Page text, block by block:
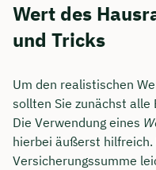
Wert des
und Tricks
Um den realistischen
sollten Sie zunächst
Die Verwendung eines
hierbei äußerst hilfreich.
Versicherungssumme